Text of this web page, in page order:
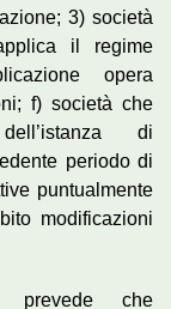
3) società
il regime
opera
f) società che
di
periodo di
puntualmente
modificazioni
prevede che